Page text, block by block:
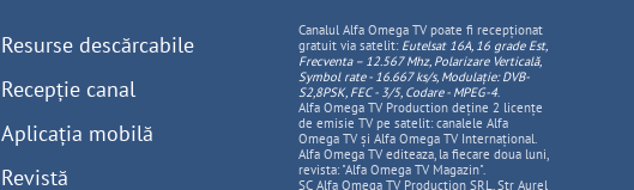
Resurse descărcabile
Recepție canal
Aplicația mobilă
Revistă
Canalul Alfa Omega TV poate fi recepționat
gratuit via satelit: Eutelsat 16A, 16 grade Est,
Frecventa – 12.567 Mhz, PolarizareVerticală,
Symbol rate - 16.667 ks/s, Modulație: DVB-
S2,8PSK, FEC - 3/5, Codare - MPEG-4.
Alfa Omega TV Production deține 2 licențe
de emisie TV pe satelit: canalele Alfa
Omega TV și Alfa Omega TV Internațional.
Alfa Omega TV editeaza, la fiecare doua luni,
revista: "Alfa Omega TV Magazin".
SC Alfa Omega TV Production SRL, Str Aurel